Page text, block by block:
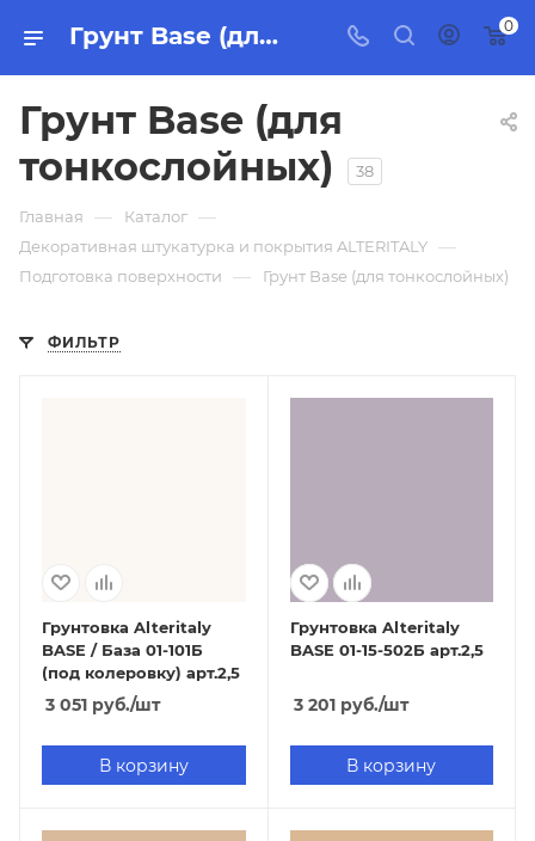
Грунт Base (для тонкослойных) 0
Грунт Base (для
тонкослойных)
38
Главная — Каталог —
Декоративная штукатурка и покрытия ALTERITALY —
Подготовка поверхности — Грунт Base (для тонкослойных)
ФИЛЬТР
Грунтовка Alteritaly
BASE / База 01-101Б
(под колеровку) арт.2,5
3 051 руб./шт
В корзину
Грунтовка Alteritaly
BASE 01-15-502Б арт.2,5
3 201руб./шт
В корзину